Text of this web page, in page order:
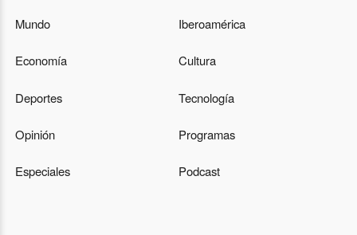
Mundo Iberoamérica
Economía Cultura
Deportes Tecnología
Opinión Programas
Especiales Podcast